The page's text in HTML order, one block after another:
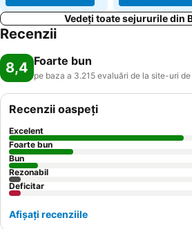
Vedeți toate sejururile din
Recenzii
8,4 Foarte bun
pe baza a 3.215 evaluări de la site-uri de
Recenzii oaspeți
Excelent
Foarte bun
Bun
Rezonabil
Deficitar
Afișați recenziile